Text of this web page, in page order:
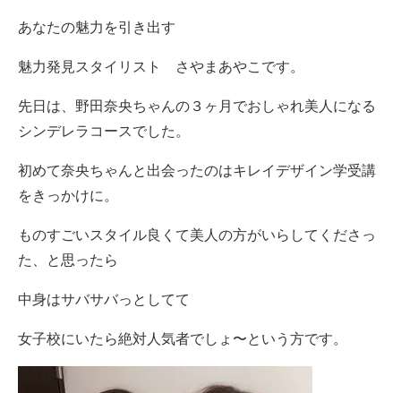
あなたの魅力を引き出す
魅力発見スタイリスト さやまあやこです。
先日は、野田奈央ちゃんの３ヶ月でおしゃれ美人になる
シンデレラコースでした。
初めて奈央ちゃんと出会ったのはキレイデザイン学受講
をきっかけに。
ものすごいスタイル良くて美人の方がいらしてくださっ
た、と思ったら
中身はサバサバっとしてて
女子校にいたら絶対人気者でしょ〜という方です。